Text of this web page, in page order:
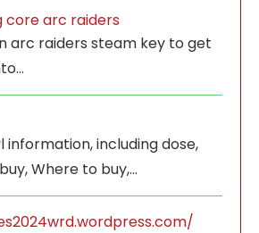
core arc raiders
arc raiders steam key to get
information, including dose,
Where to buy,…